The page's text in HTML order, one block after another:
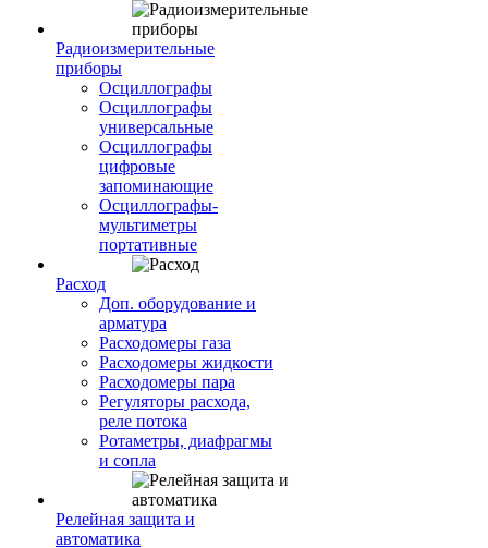
Радиоизмерительные
приборы
Осциллографы
Осциллографы
универсальные
Осциллографы
цифровые
запоминающие
Осциллографы-
мультиметры
портативные
Расход
Доп. оборудование и
арматура
Расходомеры газа
Расходомеры жидкости
Расходомеры пара
Регуляторы расхода,
реле потока
Ротаметры, диафрагмы
и сопла
Релейная защита и
автоматика